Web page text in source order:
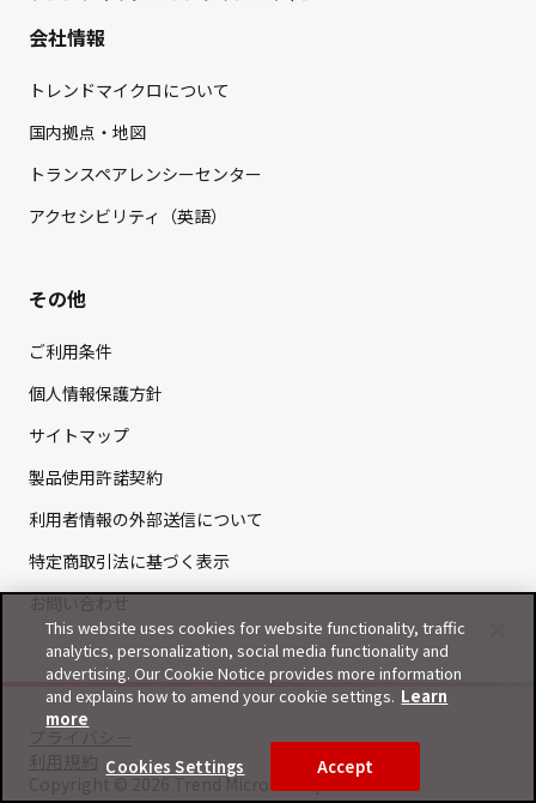
会社情報
トレンドマイクロについて
国内拠点・地図
トランスペアレンシーセンター
アクセシビリティ（英語）
その他
ご利用条件
個人情報保護方針
サイトマップ
製品使用許諾契約
利用者情報の外部送信について
特定商取引法に基づく表示
Copyright © 2026 Trend Micro Incorporated.
This website uses cookies for website functionality, traffic
analytics, personalization, social media functionality and
advertising. Our Cookie Notice provides more information
and explains how to amend your cookie settings. Learn
more
Cookies Settings Accept